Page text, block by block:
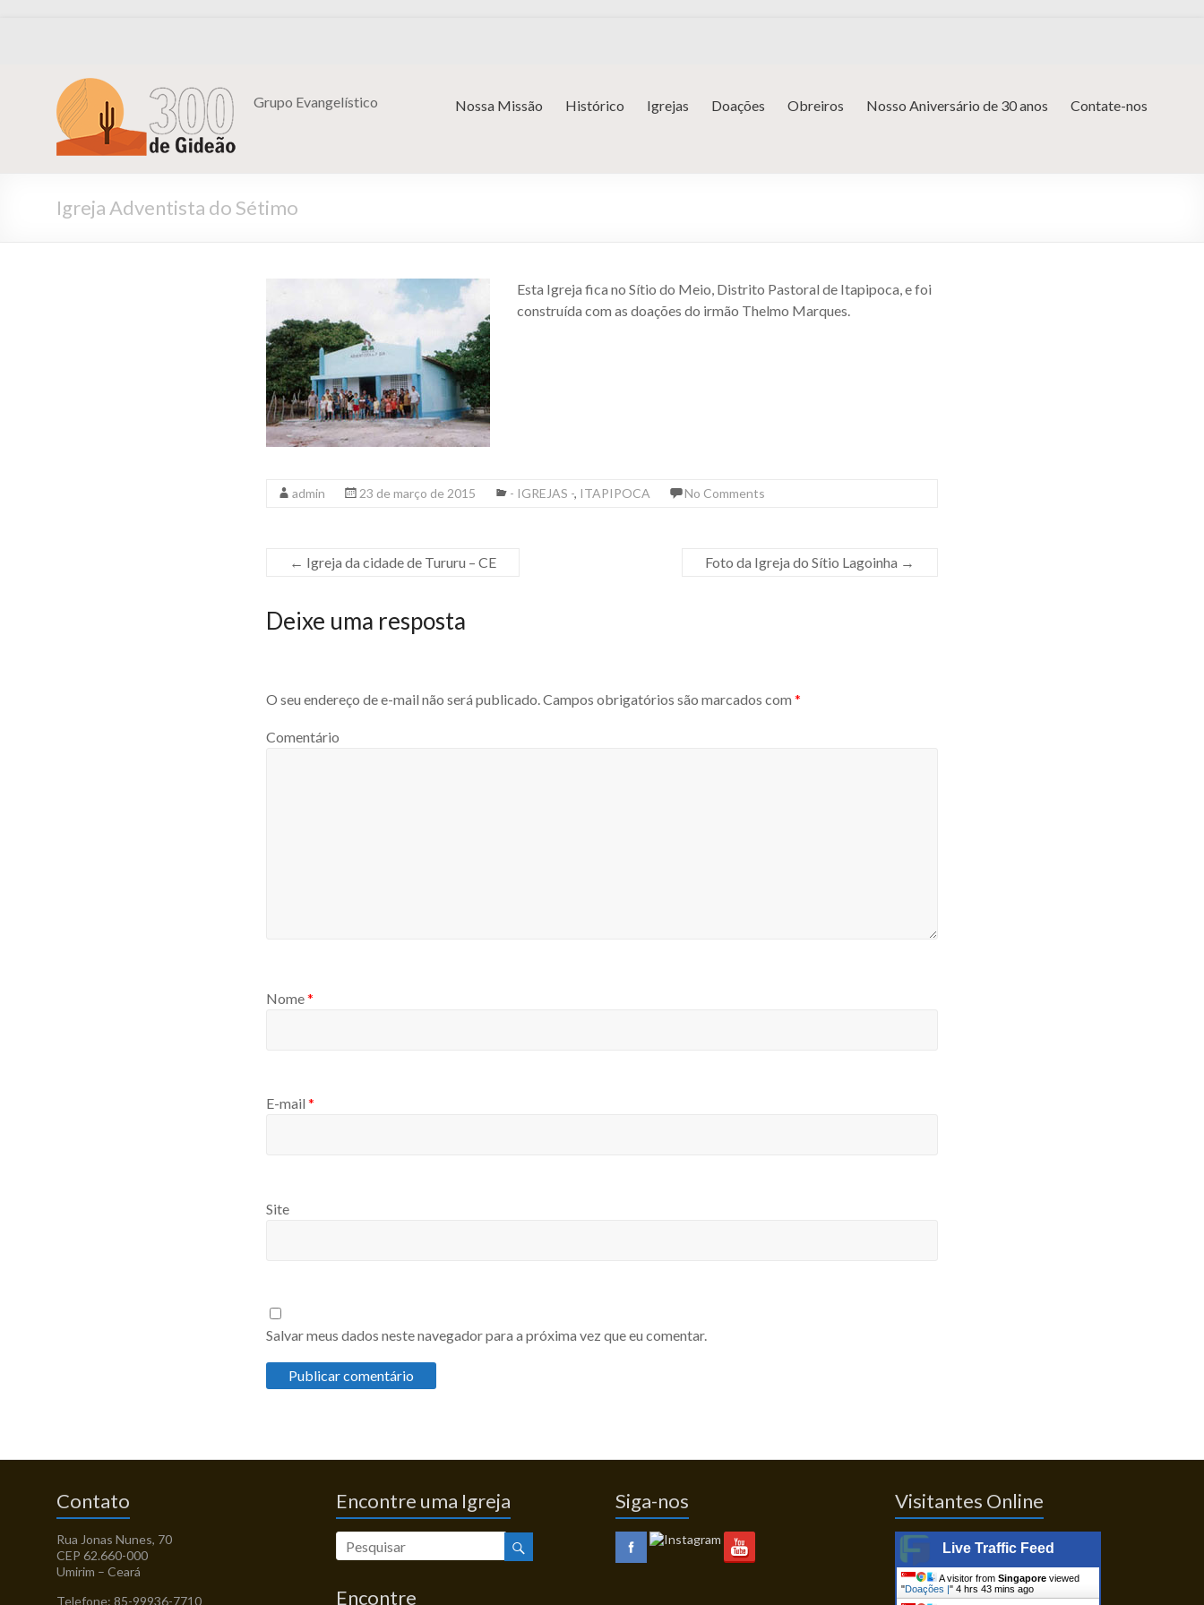
Grupo Evangelístico Nossa Missão Histórico Igrejas Doações Obreiros Nosso Aniversário de 30 anos Contate-nos
Igreja Adventista do Sétimo
Esta Igreja fica no Sítio do Meio, Distrito Pastoral de Itapipoca, e foi
construída com as doações do irmão Thelmo Marques.
admin 23 de março de 2015 - IGREJAS -, ITAPIPOCA No Comments
← Igreja da cidade de Tururu – CE Foto da Igreja do Sítio Lagoinha →
Deixe uma resposta
O seu endereço de e-mail não será publicado.Campos obrigatórios são marcados com *
Comentário
Nome*
E-mail *
Site
Salvar meus dados neste navegador para a próxima vez que eu comentar.
Contato
Rua Jonas Nunes, 70
CEP 62.660-000
Umirim – Ceará
Telefone: 85-99936-7710
Encontre uma Igreja
Encontre
Siga-nos Visitantes Online
Live Traffic Feed
A visitor from Singapore viewed
"Doações | " 4 hrs 43 mins ago